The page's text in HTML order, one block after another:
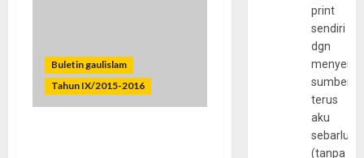
Buletin gaulislam
Tahun IX/2015-2016
print
sendiri
dgn
sumber
terus
aku
(tanpa